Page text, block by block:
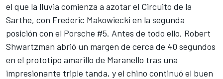
el que la lluvia comienza a azotar el Circuito de la
Sarthe, con Frederic Makowiecki en la segunda
posición con el Porsche #5. Antes de todo ello, Robert
Shwartzman abrió un margen de cerca de 40 segundos
en el prototipo amarillo de Maranello tras una
impresionante triple tanda, y el chino continuó el buen